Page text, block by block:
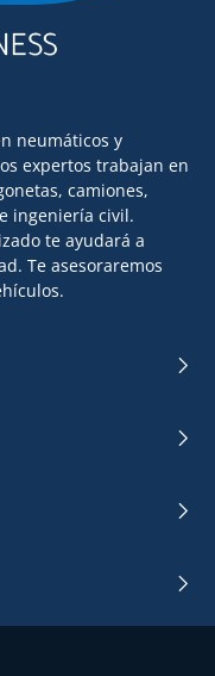
neumáticos y
expertos trabajan en
camiones,
ingeniería civil.
te ayudará a
Te asesoraremos